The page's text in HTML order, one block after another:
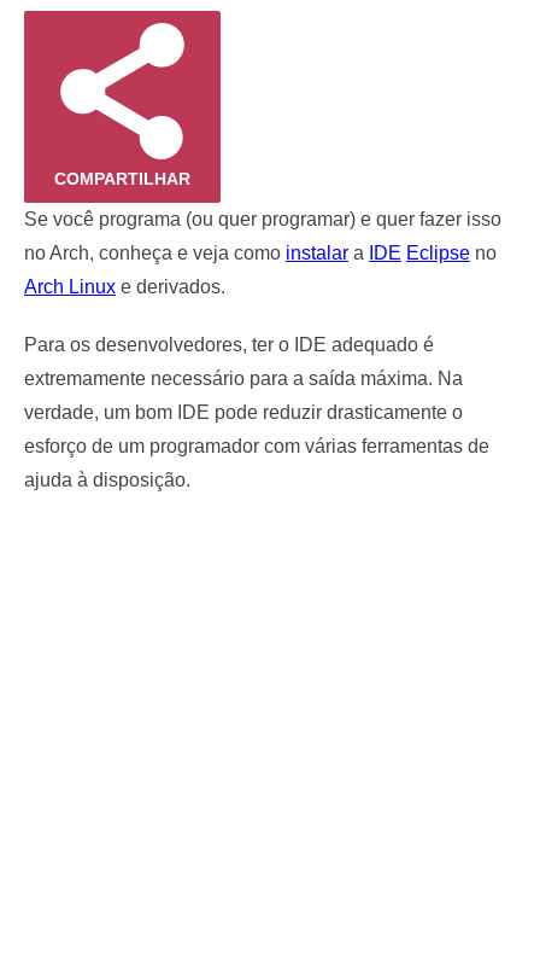
COMPARTILHAR
Se você programa (ou quer programar) e quer fazer isso
no Arch, conheça e veja como instalar a IDE Eclipse no
Arch Linux e derivados.
Para os desenvolvedores, ter o IDE adequado é
extremamente necessário para a saída máxima. Na
verdade, um bom IDE pode reduzir drasticamente o
esforço de um programador com várias ferramentas de
ajuda à disposição.